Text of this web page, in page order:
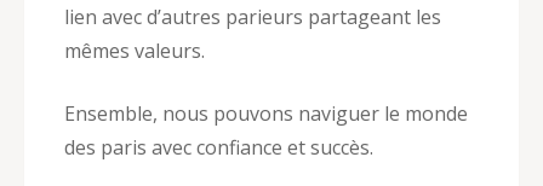
lien avec d’autres parieurs partageant les
mêmes valeurs.
Ensemble, nous pouvons naviguer le monde
des paris avec confiance et succès.